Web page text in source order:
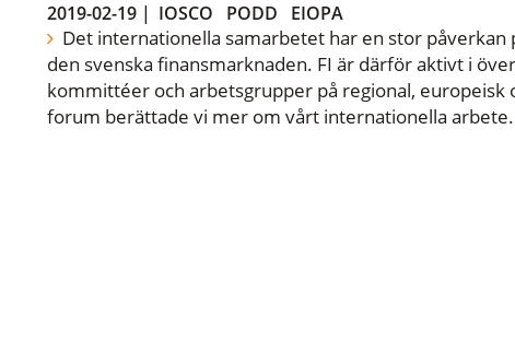
2019-02-19| IOSCO PODD EIOPA
Det internationella samarbetet har en stor påverkan
den svenska finansmarknaden. FI är därför aktivt i
kommittéer och arbetsgrupper på regional, europeisk
forum berättade vi mer om vårt internationella arbete.